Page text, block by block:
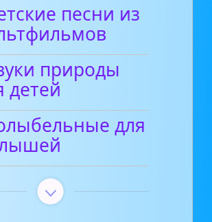
песни из
природы
детей
для